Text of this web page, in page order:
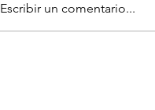
Escribir un comentario...